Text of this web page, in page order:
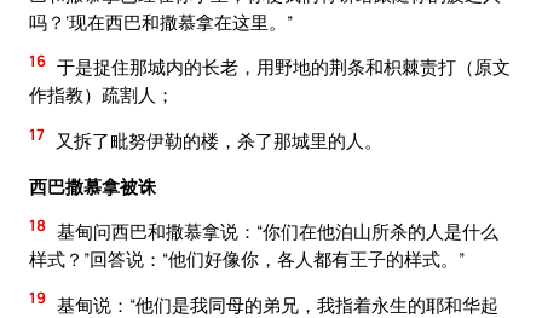
吗？’现在西巴和撒慕拿在这里。”
16 于是捉住那城内的长老，用野地的荆条和枳棘责打（原文
作指教）疏割人；
17
又拆了毗努伊勒的楼，杀了那城里的人。
西巴撒慕拿被诛
18 基甸问西巴和撒慕拿说：“你们在他泊山所杀的人是什么
样式？”回答说：“他们好像你，各人都有王子的样式。”
19 基甸说：“他们是我同母的弟兄，我指着永生的耶和华起